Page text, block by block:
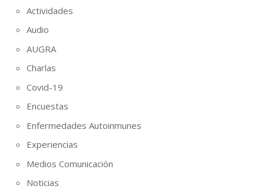
Actividades
Audio
AUGRA
Charlas
Covid-19
Encuestas
Enfermedades Autoinmunes
Experiencias
Medios Comunicación
Noticias